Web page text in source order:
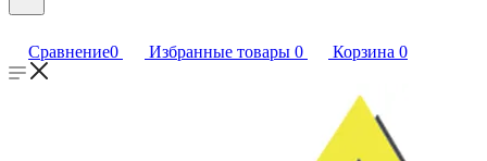
Сравнение0 Избранные товары 0 Корзина 0